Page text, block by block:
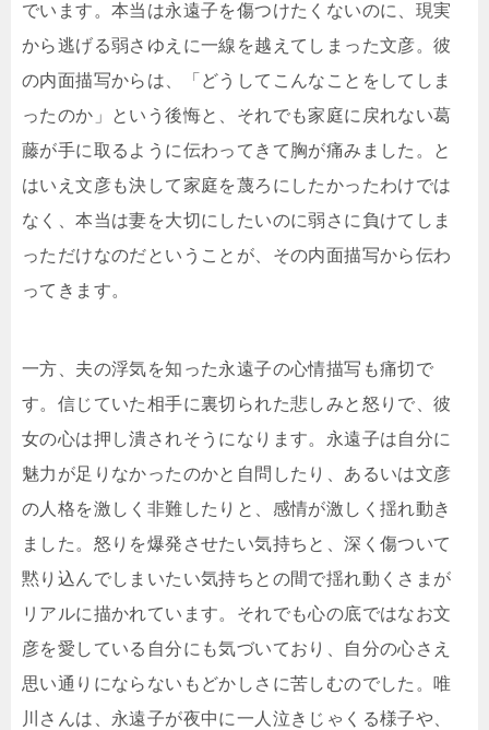
でいます。本当は永遠子を傷つけたくないのに、現実
から逃げる弱さゆえに一線を越えてしまった文彦。彼
の内面描写からは、「どうしてこんなことをしてしま
ったのか」という後悔と、それでも家庭に戻れない葛
藤が手に取るように伝わってきて胸が痛みました。と
はいえ文彦も決して家庭を蔑ろにしたかったわけでは
なく、本当は妻を大切にしたいのに弱さに負けてしま
っただけなのだということが、その内面描写から伝わ
ってきます。
一方、夫の浮気を知った永遠子の心情描写も痛切で
す。信じていた相手に裏切られた悲しみと怒りで、彼
女の心は押し潰されそうになります。永遠子は自分に
魅力が足りなかったのかと自問したり、あるいは文彦
の人格を激しく非難したりと、感情が激しく揺れ動き
ました。怒りを爆発させたい気持ちと、深く傷ついて
黙り込んでしまいたい気持ちとの間で揺れ動くさまが
リアルに描かれています。それでも心の底ではなお文
彦を愛している自分にも気づいており、自分の心さえ
思い通りにならないもどかしさに苦しむのでした。唯
川さんは、永遠子が夜中に一人泣きじゃくる様子や、